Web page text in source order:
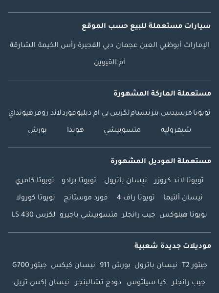
سيارات مستعملة للبيع حسب الموقع
الإمارات أبوظبي العين عجمان دبي الفجيرة رأس الخيمة الشارقة
أم القيوين
مستعملة الماركة المشهورة
تويوتا مرسيدس بنزنسياملكزس بي ام دبليوفوردلاند روفرهيونداي
شيفروليه متسوبيشي هوندا بورش
مستعملة الموديل المشهورة
تويوتا لاند كروزر نيسان باترول تويوتا برادو تويوتا كامري
نيسان ألتيما تويوتا راف 4 فورد موستانج تويوتا كورولا
تويوتا هيلوكس جيب رانجلر متسوبيشي باجيرو لكزس LS 430
موديلات جديدة شعبية
جيتور T2 نيسان باترول بورش 911 نيسان كيكس جيتور G700
جيب رانجلر كيا سيلتوس دودج تشالينجر نيسان إكس تريل